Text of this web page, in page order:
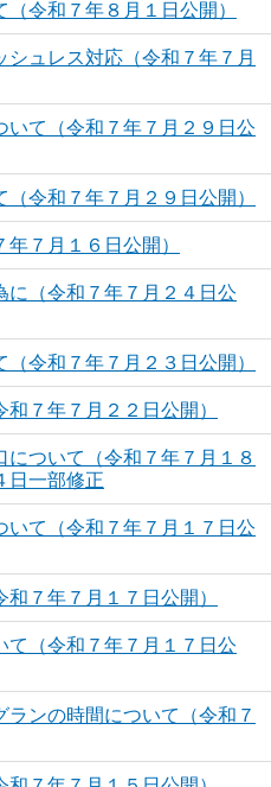
令和７年８月１日公開）
ュレス対応（令和７年７月
いて（令和７年７月２９日公
令和７年７月２９日公開）
７月１６日公開）
に（令和７年７月２４日公
令和７年７月２３日公開）
７年７月２２日公開）
ついて（令和７年７月１８
日一部修正
いて（令和７年７月１７日公
７年７月１７日公開）
て（令和７年７月１７日公
ンの時間について（令和７